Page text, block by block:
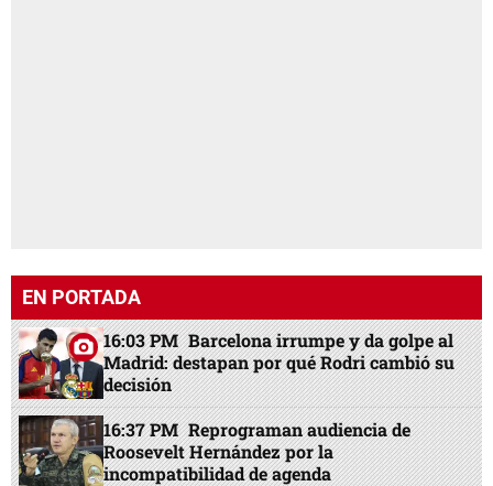
EN PORTADA
16:03 PM Barcelona irrumpe y da golpe al
Madrid: destapan por qué Rodri cambió su
decisión
16:37 PM Reprograman audiencia de
Roosevelt Hernández por la
incompatibilidad de agenda